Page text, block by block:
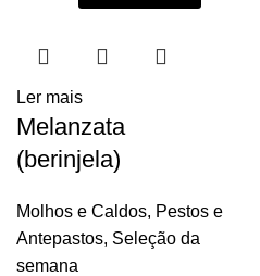
Ler mais
Melanzata
(berinjela)
Molhos e Caldos, Pestos e
Antepastos, Seleção da
semana